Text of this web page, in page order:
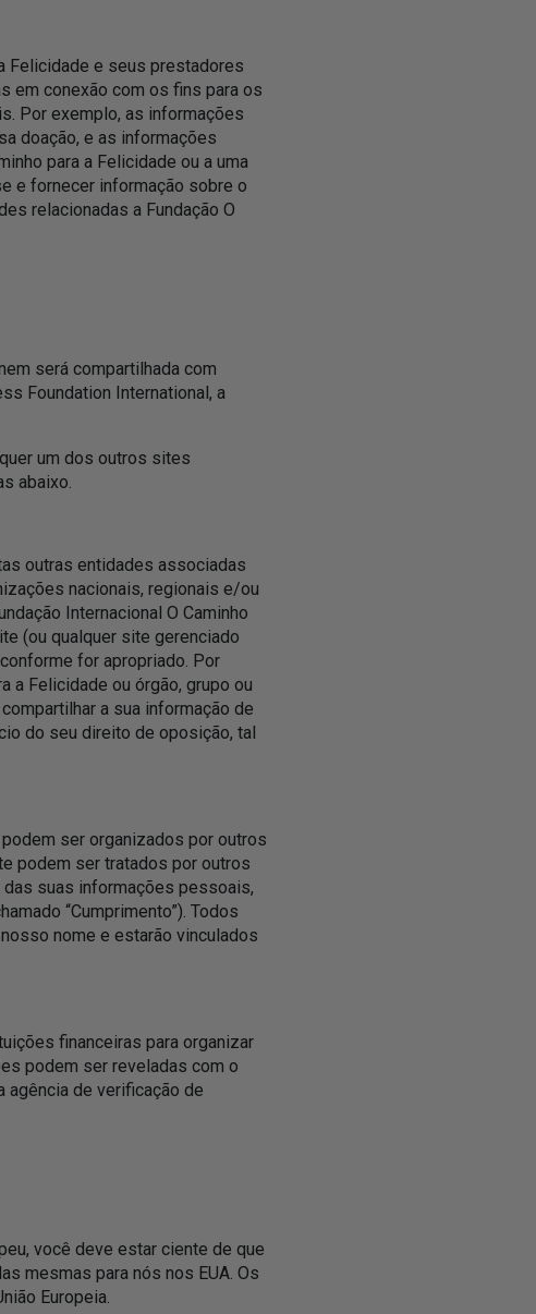
Felicidade e seus prestadores
em conexão com os fins para os
Por exemplo, as informações
doação, e as informações
para a Felicidade ou a uma
e fornecer informação sobre o
relacionadas a Fundação O
será compartilhada com
Foundation International, a
um dos outros sites
abaixo.
outras entidades associadas
nacionais, regionais e/ou
Internacional O Caminho
(ou qualquer site gerenciado
for apropriado. Por
a Felicidade ou órgão, grupo ou
a sua informação de
do seu direito de oposição, tal
ser organizados por outros
podem ser tratados por outros
suas informações pessoais,
“Cumprimento”). Todos
nome e estarão vinculados
financeiras para organizar
podem ser reveladas com o
agência de verificação de
você deve estar ciente de que
mesmas para nós nos EUA. Os
Europeia.